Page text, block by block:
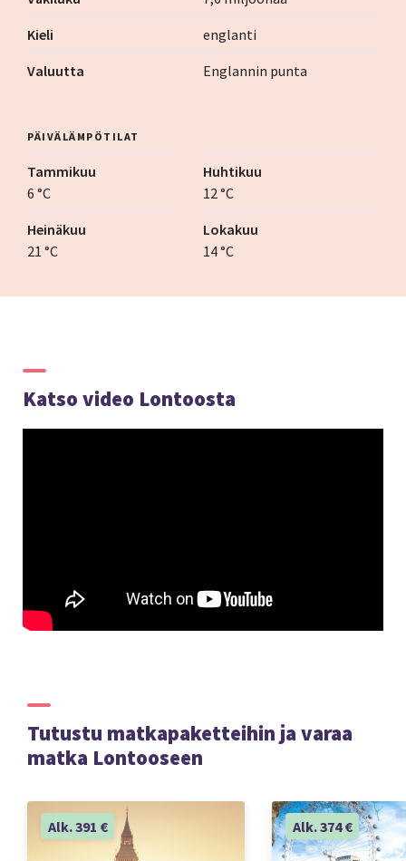
Kieli
englanti
Valuutta
Englannin punta
PÄIVÄLÄMPÖTILAT
Tammikuu
6 °C
Huhtikuu
12 °C
Heinäkuu
21 °C
Lokakuu
14 °C
Katso video Lontoosta
Tutustu matkapaketteihin ja varaa
matka Lontooseen
Alk. 391 € Alk. 374 €